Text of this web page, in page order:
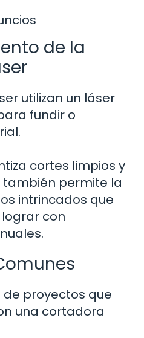
de la
utilizan un láser
fundir o
cortes limpios y
también permite la
intrincados que
con
proyectos que
una cortadora